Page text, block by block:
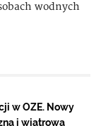
wodnych
w OZE. Nowy
i wiatrową